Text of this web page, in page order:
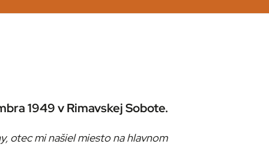
1949 v Rimavskej Sobote.
otec mi našiel miesto na hlavnom